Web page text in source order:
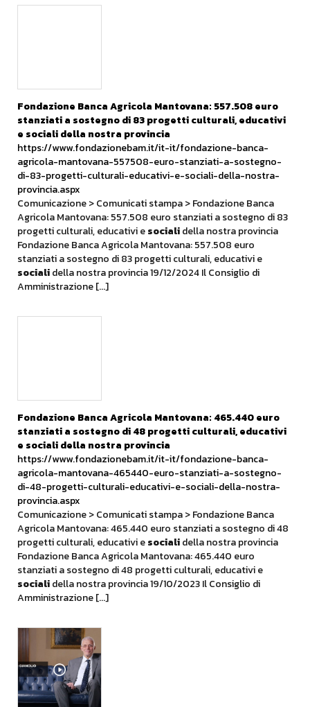
Fondazione Banca Agricola Mantovana: 557.508 euro
stanziati a sostegno di 83 progetti culturali, educativi
e socialidella nostra provincia
https://www.fondazionebam.it/it-it/fondazione-banca-
agricola-mantovana-557508-euro-stanziati-a-sostegno-
di-83-progetti-culturali-educativi-e-sociali-della-nostra-
provincia.aspx
Comunicazione > Comunicati stampa > Fondazione Banca
Agricola Mantovana: 557.508 euro stanziati a sostegno di 83
progetti culturali, educativi esocialidella nostra provincia
Fondazione Banca Agricola Mantovana: 557.508 euro
stanziati a sostegno di 83 progetti culturali, educativi e
socialidella nostra provincia 19/12/2024 Il Consiglio di
Amministrazione [...]
Fondazione Banca Agricola Mantovana: 465.440 euro
stanziati a sostegno di 48 progetti culturali, educativi
e socialidella nostra provincia
https://www.fondazionebam.it/it-it/fondazione-banca-
agricola-mantovana-465440-euro-stanziati-a-sostegno-
di-48-progetti-culturali-educativi-e-sociali-della-nostra-
provincia.aspx
Comunicazione > Comunicati stampa > Fondazione Banca
Agricola Mantovana: 465.440 euro stanziati a sostegno di 48
progetti culturali, educativi esocialidella nostra provincia
Fondazione Banca Agricola Mantovana: 465.440 euro
stanziati a sostegno di 48 progetti culturali, educativi e
socialidella nostra provincia 19/10/2023 Il Consiglio di
Amministrazione [...]